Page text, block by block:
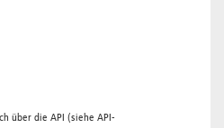
über die API (siehe API-